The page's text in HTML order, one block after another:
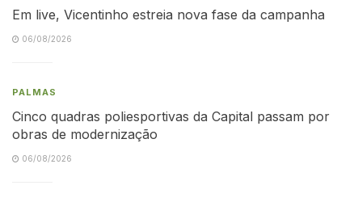
Em live, Vicentinho estreia nova fase da campanha
06/08/2026
PALMAS
Cinco quadras poliesportivas da Capital passam por
obras de modernização
06/08/2026